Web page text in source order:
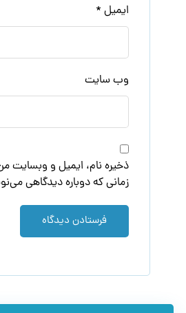
ایمیل *
وب‌ سایت
ذخیره نام، ایمیل و وبسایت
زمانی که دوباره دیدگاهی
فرستادن دیدگاه